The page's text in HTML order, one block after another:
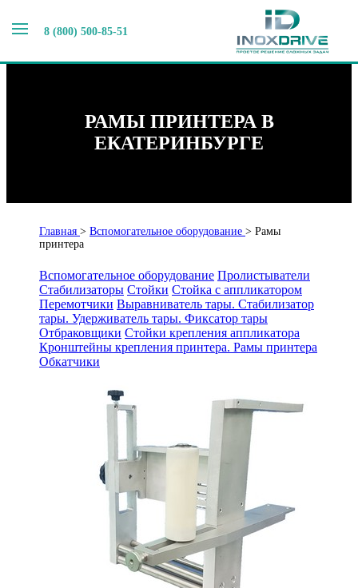
8 (800) 500-85-51
РАМЫ ПРИНТЕРА В
ЕКАТЕРИНБУРГЕ
Главная > Вспомогательное оборудование > Рамы
принтера
Вспомогательное оборудование Пролистыватели
Стабилизаторы Стойки Стойка с аппликатором
Перемотчики Выравниватель тары. Стабилизатор
тары. Удерживатель тары. Фиксатор тары
Отбраковщики Стойки крепления аппликатора
Кронштейны крепления принтера. Рамы принтера
Обкатчики